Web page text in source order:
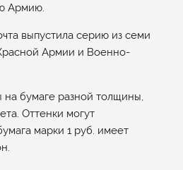
Армию.
выпустила серию из семи
Армии и Военно-
бумаге разной толщины,
Оттенки могут
марки 1 руб. имеет